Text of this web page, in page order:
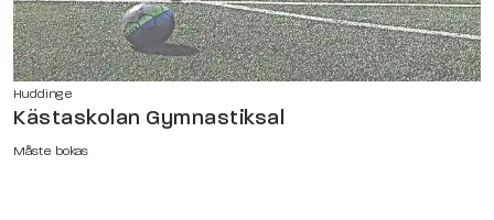
Huddinge
Kästaskolan Gymnastiksal
Måste bokas